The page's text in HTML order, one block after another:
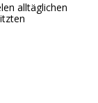
alltäglichen